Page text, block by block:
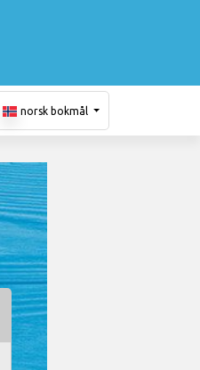
norsk bokmål